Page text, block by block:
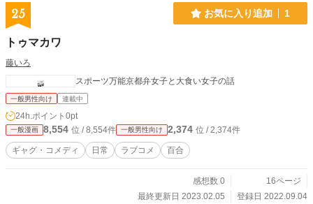
25 お気に入り追加 1
トゥマカワ
藤いろ
スポーツ万能京都弁女子と大食い女子の話
一般男性向け 連載中
24h.ポイント 0pt
一般漫画 8,554 位 / 8,554件 一般男性向け 2,374 位 / 2,374件
ギャグ・コメディ 日常 ラブコメ 百合
感想数 0
16ページ
最終更新日 2023.02.05
登録日 2022.09.04